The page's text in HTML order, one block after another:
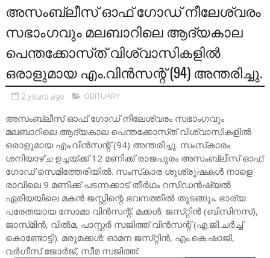
അസംബ്ലീസ്‌ ഓഫ്‌ ഗോഡ്‌ നീലേശ്വരം
സഭാംഗവും മലബാറിലെ ആദ്യകാല
പെന്തക്കോസ്‌ത്‌ വിശ്വാസികളില്‍
ഒരാളുമായ എം.വിന്‍സന്റ്‌ (94) അന്തരിച്ചു.
2 years ago OBITUARY
അസംബ്ലീസ്‌ ഓഫ്‌ ഗോഡ്‌ നീലേശ്വരം സഭാംഗവും
മലബാറിലെ ആദ്യകാല പെന്തക്കോസ്‌ത്‌ വിശ്വാസികളില്‍
ഒരാളുമായ എം.വിന്‍സന്റ്‌ (94) അന്തരിച്ചു. സംസ്‌കാരം
ശനിയാഴ്‌ച ഉച്ചയ്‌ക്ക്‌ 12 മണിക്ക്‌ രാജപുരം അസംബ്ലീസ്‌ ഓഫ്‌
ഗോഡ്‌ സെമിത്തേരിയില്‍. സംസ്‌കാര ശുശ്രൂഷകള്‍ നാളെ
രാവിലെ 9 മണിക്ക്‌ പടന്നക്കാട്‌ തീര്‍ഥം റസിഡന്‍ഷ്യല്‍
ഏരിയയിലെ മകന്‍ ജസ്റ്റിന്റെ ഭവനത്തില്‍ തുടങ്ങും. ഭാര്യ:
പരേതയായ സോമാ വിന്‍സന്റ്‌. മക്കള്‍: ജസ്‌റ്റിന്‍ (ബിസിനസ്‌),
ജാസ്‌മിന്‍, വില്‍മ, പാസ്റ്റര്‍ സജിത്ത്‌ വിന്‍സന്റ്‌ (എ.ജി.ചര്‍ച്ച്‌
കൊണ്ടോട്ടി). മരുമക്കള്‍: ഓമന ജസ്‌റ്റിന്‍, എം.കെ.ഷാജി,
വര്‍ഗീസ്‌ ജോര്‍ജ്‌, സീമ സജിത്ത്‌.